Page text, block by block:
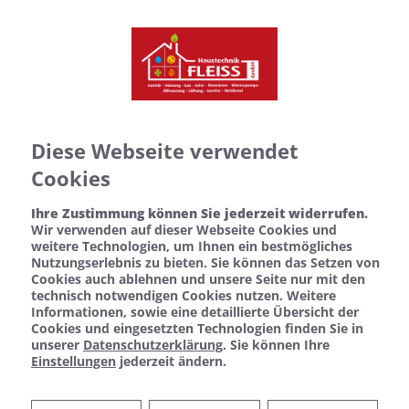
Diese Webseite verwendet
Cookies
Ihre Zustimmung können Sie jederzeit widerrufen.
Wir verwenden auf dieser Webseite Cookies und
weitere Technologien, um Ihnen ein bestmögliches
Nutzungserlebnis zu bieten. Sie können das Setzen von
Cookies auch ablehnen und unsere Seite nur mit den
technisch notwendigen Cookies nutzen. Weitere
Informationen, sowie eine detaillierte Übersicht der
Cookies und eingesetzten Technologien finden Sie in
unserer Datenschutzerklärung. Sie können Ihre
Einstellungen jederzeit ändern.